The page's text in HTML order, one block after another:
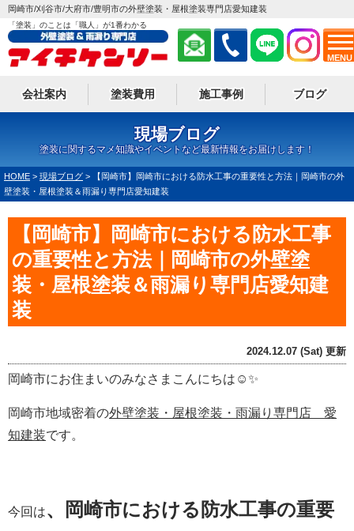
MENU
岡崎市/刈谷市/大府市/豊明市の外壁塗装・屋根塗装専門店愛知建装
「塗装」のことは「職人」が1番わかる
会社案内 塗装費用 施工事例 ブログ
現場ブログ
塗装に関するマメ知識やイベントなど最新情報をお届けします！
HOME > 現場ブログ >
【岡崎市】岡崎市における防水工事の重要性と方法｜岡崎市の外
壁塗装・屋根塗装＆雨漏り専門店愛知建装
【岡崎市】岡崎市における防水工事
の重要性と方法｜岡崎市の外壁塗
装・屋根塗装＆雨漏り専門店愛知建
装
2024.12.07 (Sat) 更新
岡崎市にお住まいのみなさまこんにちは☺✨
岡崎市地域密着の外壁塗装・屋根塗装・雨漏り専門店 愛
知建装です。
今回は、岡崎市における防水工事の重要